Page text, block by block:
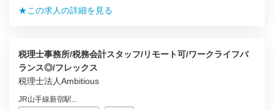
★この求人の詳細を見る
税理士事務所/税務会計スタッフ/リモート可/ワークライフバ
ランス◎/フレックス
税理士法人Ambitious
JR山手線新宿駅...